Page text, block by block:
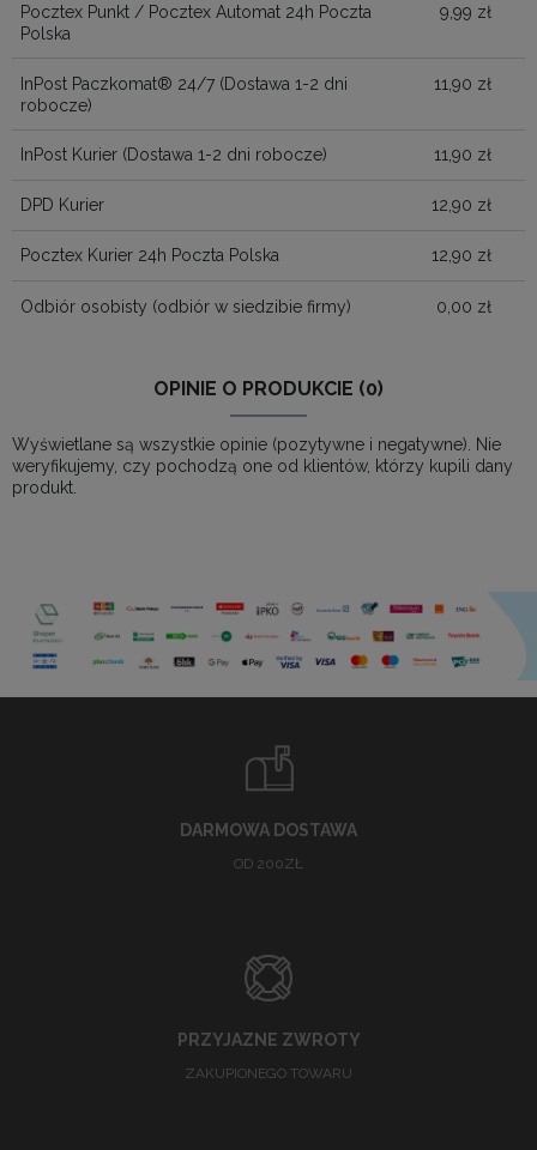
Pocztex Punkt / Pocztex Automat 24h Poczta
Polska
9,99 zł
InPost Paczkomat® 24/7 (Dostawa 1-2 dni
robocze)
11,90 zł
InPost Kurier (Dostawa 1-2 dni robocze) 11,90 zł
DPD Kurier 12,90 zł
Pocztex Kurier 24h Poczta Polska 12,90 zł
Odbiór osobisty (odbiór w siedzibie firmy) 0,00 zł
OPINIE O PRODUKCIE (0)
Wyświetlane są wszystkie opinie (pozytywne i negatywne). Nie
weryfikujemy, czy pochodzą one od klientów, którzy kupili dany
produkt.
DARMOWA DOSTAWA
OD 200ZŁ
PRZYJAZNE ZWROTY
ZAKUPIONEGO TOWARU